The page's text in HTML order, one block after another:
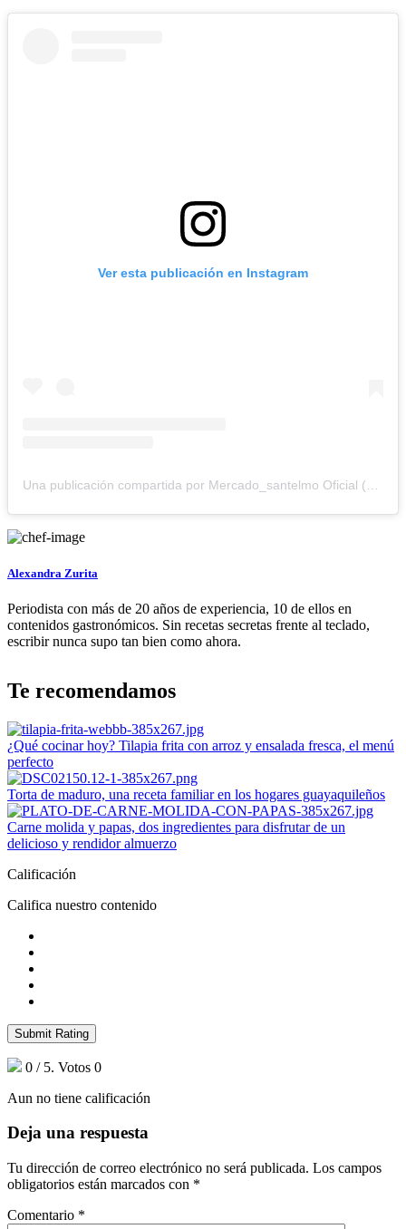
Ver esta publicación en Instagram
Una publicación compartida por Mercado_santelmo Oficial (@elmercadosantelmo)
Alexandra Zurita
Periodista con más de 20 años de experiencia, 10 de ellos en
contenidos gastronómicos. Sin recetas secretas frente al teclado,
escribir nunca supo tan bien como ahora.
Te recomendamos
¿Qué cocinar hoy? Tilapia frita con arroz y ensalada fresca, el menú
perfecto
Torta de maduro, una receta familiar en los hogares guayaquileños
Carne molida y papas, dos ingredientes para disfrutar de un
delicioso y rendidor almuerzo
Calificación
Califica nuestro contenido
Submit Rating
0 / 5. Votos 0
Aun no tiene calificación
Deja una respuesta
Tu dirección de correo electrónico no será publicada. Los campos
obligatorios están marcados con *
Comentario *